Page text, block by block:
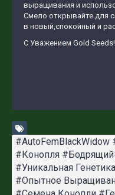
выращивания и
Смело открывайте для
в новый,спокойный и
С Уважением Gold Seeds!
#Конопля
#Уникальная
#Опытное